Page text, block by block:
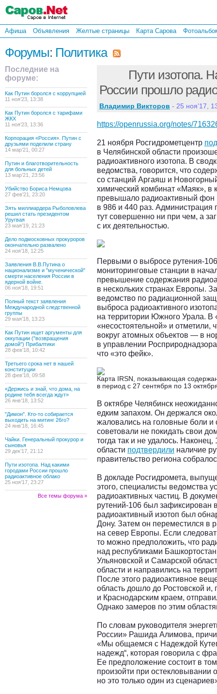
Афиша Объявления Желтые страницы Карта Сарова
Форумы: Политика
Последние на
форуме:
Как Путин боролся с коррупцией
11 ноя’23, 13:38
Как Путин боролся с тарифами
ЖКХ
11 ноя’23, 13:36
Корпорация «Россия». Путин с
друзьями поделили страну
14 мар’21, 00:27
Путин и благотворительность
для больных детей
13 мар’21, 23:56
Убийство Бориса Немцова
27 фев’21, 23:20
Зять миллиардера Рыболовлева
решил стать президентом
Уругвая
23 мая’19, 21:23
Дело подмосковных прокуроров
окончательно развалено
24 ноя’18, 12:25
Заявления В.В.Путина о
национализме и "мученической"
смерти населения России в
ядерной войне.
06 ноя’18, 19:51
Полный текст заявления
Международной следственной
группы
29 мая’18, 13:23
Как Путин ищет аргументы для
оккупации ("возвращения
домой") Прибалтики
28 фев’18, 10:42
Третьего срока нет в нашей
конституции
28 фев’18, 09:58
«Держись и знай, что дома, на
родине тебя всегда ждут»
26 янв’18, 13:52
"Димон". Кто-то собирается
выходить на митинг 26го?
24 янв’18, 16:45
Чайки. Генеральный прокурор и
сыновья
29 дек’17, 21:12
Пути изотопа. Над какими
городами России прошло
радиоактивное облако
25 ноя’17, 23:27
Все темы форума »
Пути изотопа.
России прошло
Владимир Викторов - 25 ноя’17,
https://openrussia.org/notes/
21 ноября Росгидрометцентр
в Челябинской области
радиоактивного изотопа. В
ведомства, говорится, что
со станций Аргаяш и
химический комбинат «Маяк», в
превышало радиоактивный
в 986 и 440 раз. Администрация
тут совершенно ни при чем, а
с их деятельностью.
Первыми о выбросе рутения-
мониторинговые станции в
превышение содержания
в нескольких странах Европы.
ведомство по радиационной
выброса радиоактивного
на территории Южного Урала. В
«несостоятельной» и отметили,
вокруг атомных объектов — в
в управлении
что «это фейк».
Карта IRSN, показывающая
в период с 27 сентября по 13
В октябре Челябинск
едким запахом. Он держался
жаловались на головные боли и
советовали не покидать свои
тогда так и не удалось.
области подтвердили наличие
правительство региона
В докладе Росгидромета,
этого, специалисты ведомства
радиоактивных частиц. В
рутений-106 был зафиксирован
радиоактивный изотоп был
Дону. Затем он переместился в
на север Европы. Если
то можно предположить, что
над республиками
Ульяновской и Самарской
области и направились на
После этого радиоактивное
область дошло до Ростовской
и Краснодарским краем,
Однако замеров по этим
По словам руководителя
России» Рашида Алимова,
«Мы общаемся с Надеждой
надежд“, которая говорила с
Ее предположение состоит в
произойти при остекловывании
но это только один из